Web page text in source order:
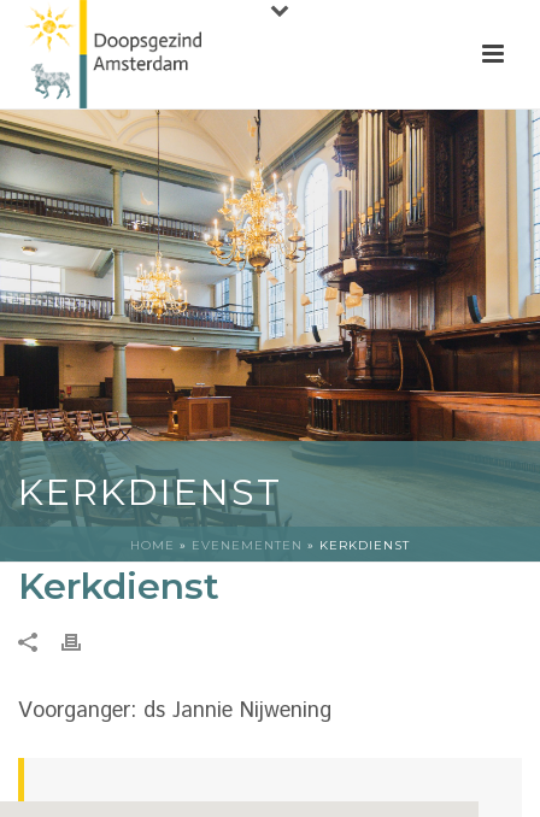
KERKDIENST
HOME » EVENEMENTEN » KERKDIENST
Kerkdienst
Voorganger: ds Jannie Nijwening